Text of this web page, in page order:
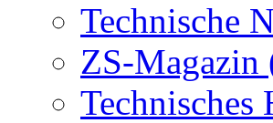
Technische
ZS-Magazin